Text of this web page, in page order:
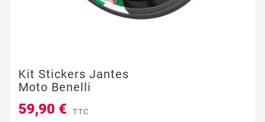
Kit Stickers Jantes
Moto Benelli
59,90 € TTC